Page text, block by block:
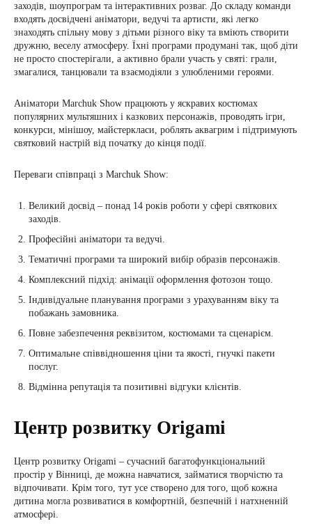
заходів, шоупрограм та інтерактивних розваг. До складу команди
входять досвідчені аніматори, ведучі та артисти, які легко
знаходять спільну мову з дітьми різного віку та вміють створити
дружню, веселу атмосферу. Їхні програми продумані так, щоб діти
не просто спостерігали, а активно брали участь у святі: грали,
змагалися, танцювали та взаємодіяли з улюбленими героями.
Аніматори Marchuk Show працюють у яскравих костюмах
популярних мультяшних і казкових персонажів, проводять ігри,
конкурси, мінішоу, майстеркласи, роблять аквагрим і підтримують
святковий настрій від початку до кінця події.
Переваги співпраці з Marchuk Show:
Великий досвід – понад 14 років роботи у сфері святкових
заходів.
Професійні аніматори та ведучі.
Тематичні програми та широкий вибір образів персонажів.
Комплексний підхід: анімації оформлення фотозон тощо.
Індивідуальне планування програми з урахуванням віку та
побажань замовника.
Повне забезпечення реквізитом, костюмами та сценарієм.
Оптимальне співвідношення ціни та якості, гнучкі пакети
послуг.
Відмінна репутація та позитивні відгуки клієнтів.
Центр розвитку Origami
Центр розвитку Origami – сучасний багатофункціональний
простір у Вінниці, де можна навчатися, займатися творчістю та
відпочивати. Крім того, тут усе створено для того, щоб кожна
дитина могла розвиватися в комфортній, безпечній і натхненній
атмосфері.